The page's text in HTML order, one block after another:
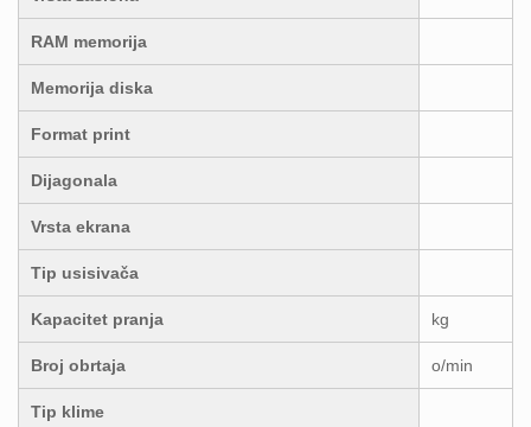
RAM memorija
Memorija diska
Format print
Dijagonala
Vrsta ekrana
Tip usisivača
Kapacitet pranja kg
Broj obrtaja o/min
Tip klime